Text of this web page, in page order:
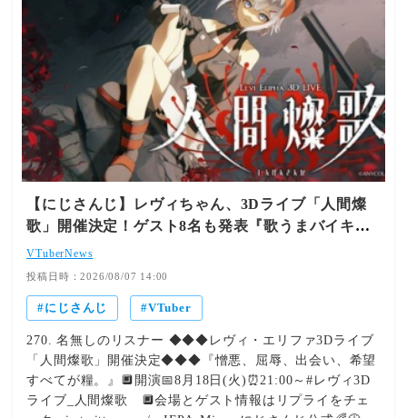
【にじさんじ】レヴィちゃん、3Dライブ「人間燦
歌」開催決定！ゲスト8名も発表『歌うまバイキン
グなゲストや』【8/18(火)21:00】
VTuberNews
投稿日時：2026/08/07 14:00
にじさんじ VTuber
270. 名無しのリスナー ◆◆◆レヴィ・エリファ3Dライブ
「人間燦歌」開催決定◆◆◆『憎悪、屈辱、出会い、希望
すべてが糧。』🔲開演📅8月18日(火)⏰21:00～#レヴィ3D
ライブ_人間燦歌 🔲会場とゲスト情報はリプライをチェ